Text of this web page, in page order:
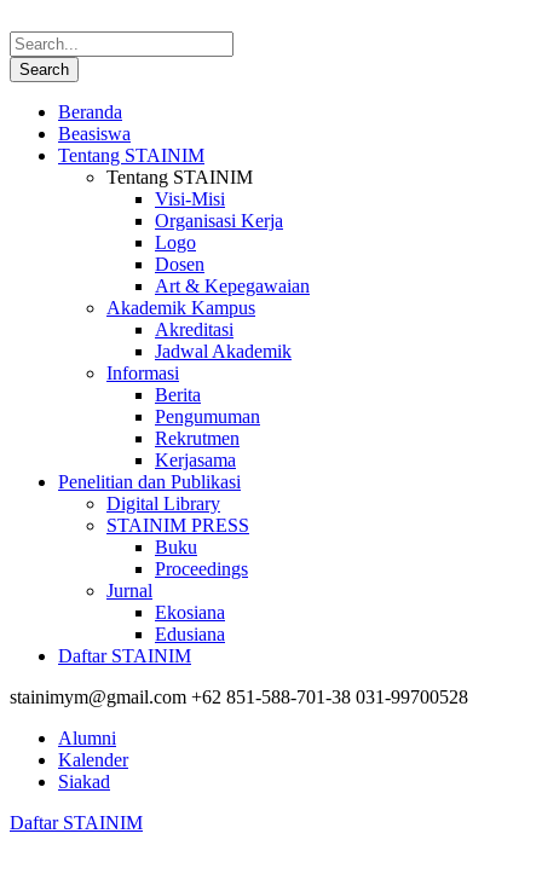
Beranda
Beasiswa
Tentang STAINIM
Tentang STAINIM
Visi-Misi
Organisasi Kerja
Logo
Dosen
Art & Kepegawaian
Akademik Kampus
Akreditasi
Jadwal Akademik
Informasi
Berita
Pengumuman
Rekrutmen
Kerjasama
Penelitian dan Publikasi
Digital Library
STAINIM PRESS
Buku
Proceedings
Jurnal
Ekosiana
Edusiana
Daftar STAINIM
stainimym@gmail.com +62 851-588-701-38 031-99700528
Alumni
Kalender
Siakad
Daftar STAINIM